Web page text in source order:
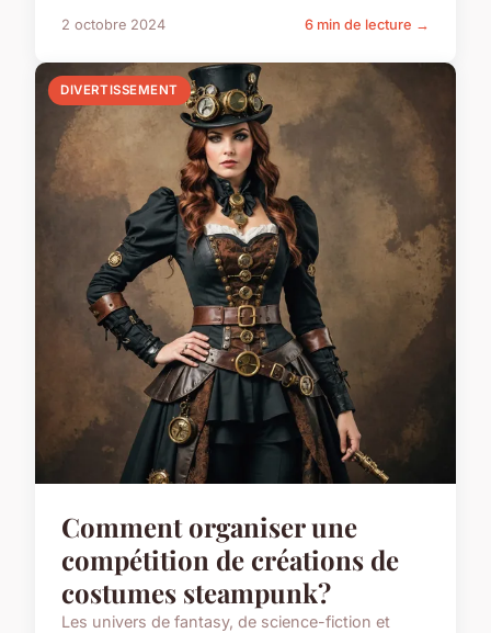
2 octobre 2024 6 min de lecture →
DIVERTISSEMENT
Comment organiser une
compétition de créations de
costumes steampunk?
Les univers de fantasy, de science-fiction et